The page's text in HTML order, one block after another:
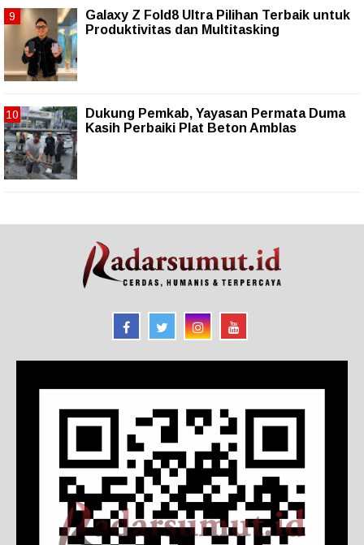
Galaxy Z Fold8 Ultra Pilihan Terbaik untuk
Produktivitas dan Multitasking
Dukung Pemkab, Yayasan Permata Duma
Kasih Perbaiki Plat Beton Amblas